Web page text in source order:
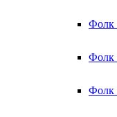
Фолк
Фолк
Фолк